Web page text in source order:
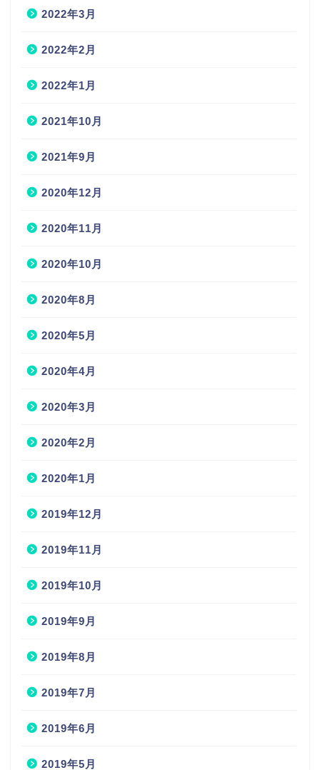
2022年3月
2022年2月
2022年1月
2021年10月
2021年9月
2020年12月
2020年11月
2020年10月
2020年8月
2020年5月
2020年4月
2020年3月
2020年2月
2020年1月
2019年12月
2019年11月
2019年10月
2019年9月
2019年8月
2019年7月
2019年6月
2019年5月